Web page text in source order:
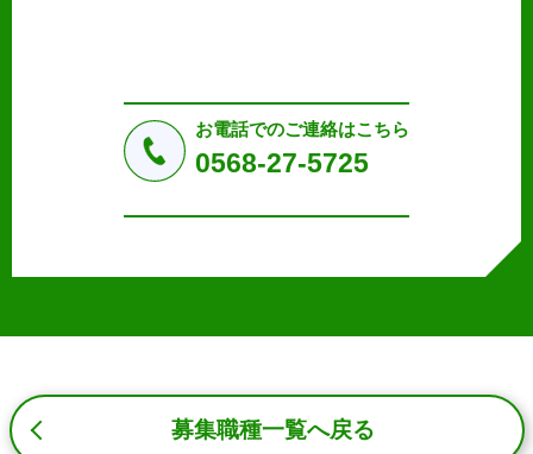
a.応募者等からのお問い合わせに対応・管理するため
b.本ウェブサイトにおけるサービスの提供・運用のため
3. プライバシー尊重
4. 法令等の遵守
応募者等の個人情報の取得、利用その他一切の取り扱いに
お電話でのご連絡はこちら
0568-27-5725
募集職種一覧へ戻る